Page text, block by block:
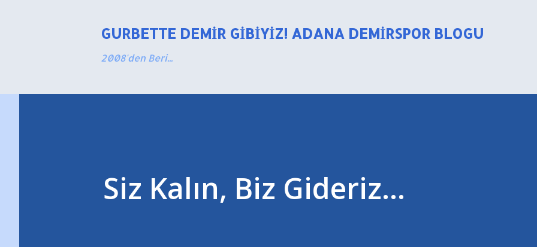
GURBETTE DEMIR GIBIYIZ! ADANA DEMIRSPOR BLOGU
2008'den Beri...
Siz Kalın, Biz Gideriz...